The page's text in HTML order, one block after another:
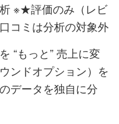
※★評価のみ（レビ
コミは分析の対象外
“もっと” 売上に変
ンドオプション）を
データを独自に分